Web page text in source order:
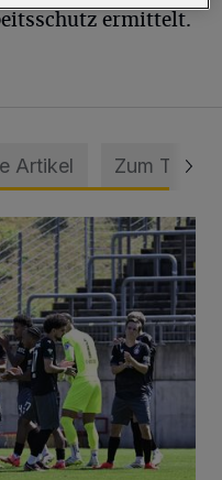
ermittelt.
Artikel Zum Thema
Schonnebeck